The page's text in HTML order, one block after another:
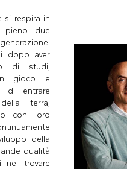
si respira in
pieno due
dopo aver
di studi,
gioco e
di entrare
della terra,
con loro
della
qualità
nel trovare